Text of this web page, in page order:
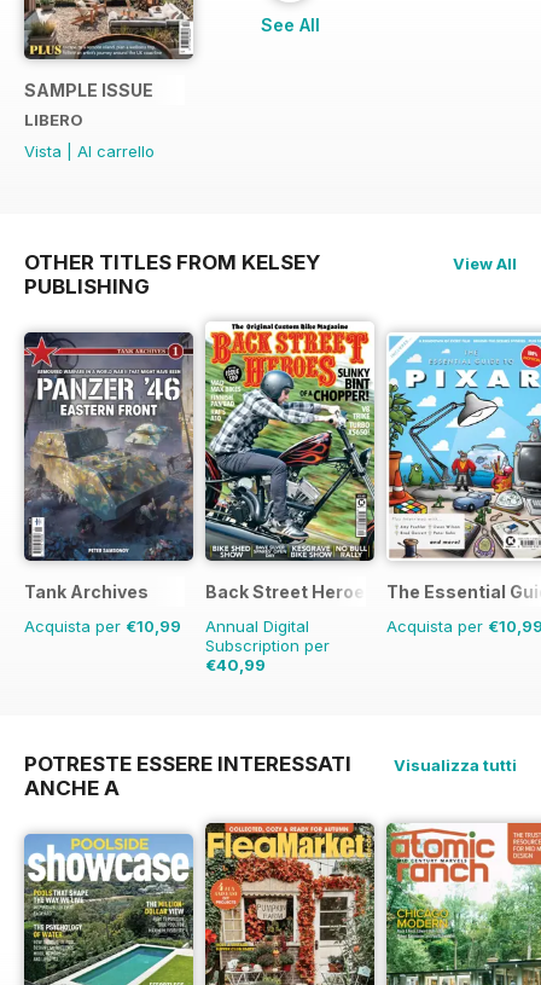
SAMPLE ISSUE
LIBERO
Vista
Al carrello
See All
OTHER TITLES FROM KELSEY
PUBLISHING
View All
Tank Archives
Acquista per €10,99
Back Street Heroes
Annual Digital
Subscription per
€40,99
The Essential
Acquista per
POTRESTE ESSERE INTERESSATI
ANCHE A
Visualizza tutti